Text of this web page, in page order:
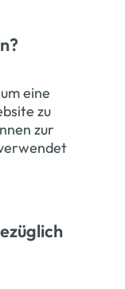
eine
zu
zur